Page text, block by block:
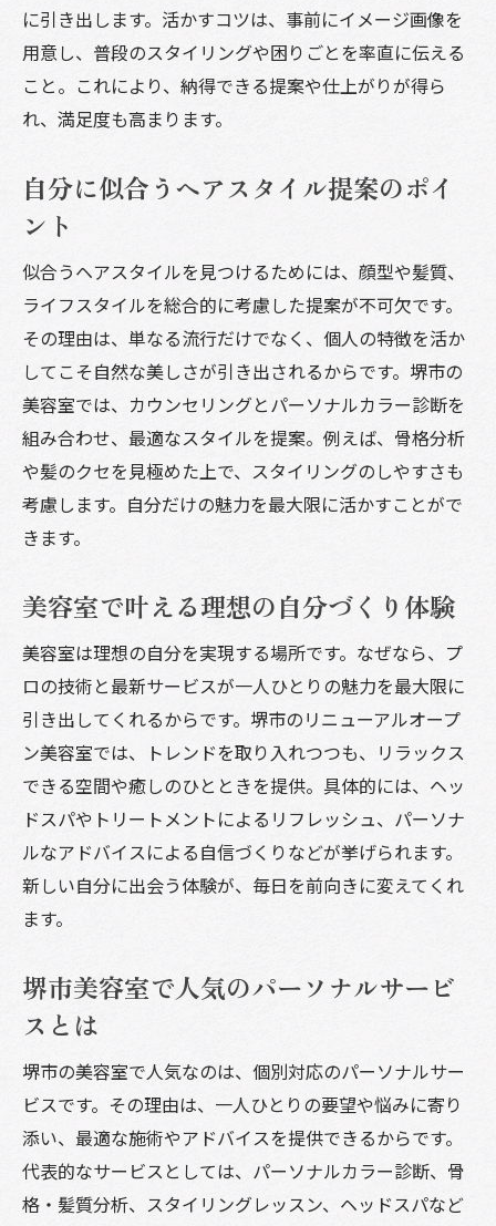
に引き出します。活かすコツは、事前にイメージ画像を
用意し、普段のスタイリングや困りごとを率直に伝える
こと。これにより、納得できる提案や仕上がりが得ら
れ、満足度も高まります。
自分に似合うヘアスタイル提案のポイ
ント
似合うヘアスタイルを見つけるためには、顔型や髪質、
ライフスタイルを総合的に考慮した提案が不可欠です。
その理由は、単なる流行だけでなく、個人の特徴を活か
してこそ自然な美しさが引き出されるからです。堺市の
美容室では、カウンセリングとパーソナルカラー診断を
組み合わせ、最適なスタイルを提案。例えば、骨格分析
や髪のクセを見極めた上で、スタイリングのしやすさも
考慮します。自分だけの魅力を最大限に活かすことがで
きます。
美容室で叶える理想の自分づくり体験
美容室は理想の自分を実現する場所です。なぜなら、プ
ロの技術と最新サービスが一人ひとりの魅力を最大限に
引き出してくれるからです。堺市のリニューアルオープ
ン美容室では、トレンドを取り入れつつも、リラックス
できる空間や癒しのひとときを提供。具体的には、ヘッ
ドスパやトリートメントによるリフレッシュ、パーソナ
ルなアドバイスによる自信づくりなどが挙げられます。
新しい自分に出会う体験が、毎日を前向きに変えてくれ
ます。
堺市美容室で人気のパーソナルサービ
スとは
堺市の美容室で人気なのは、個別対応のパーソナルサー
ビスです。その理由は、一人ひとりの要望や悩みに寄り
添い、最適な施術やアドバイスを提供できるからです。
代表的なサービスとしては、パーソナルカラー診断、骨
格・髪質分析、スタイリングレッスン、ヘッドスパなど